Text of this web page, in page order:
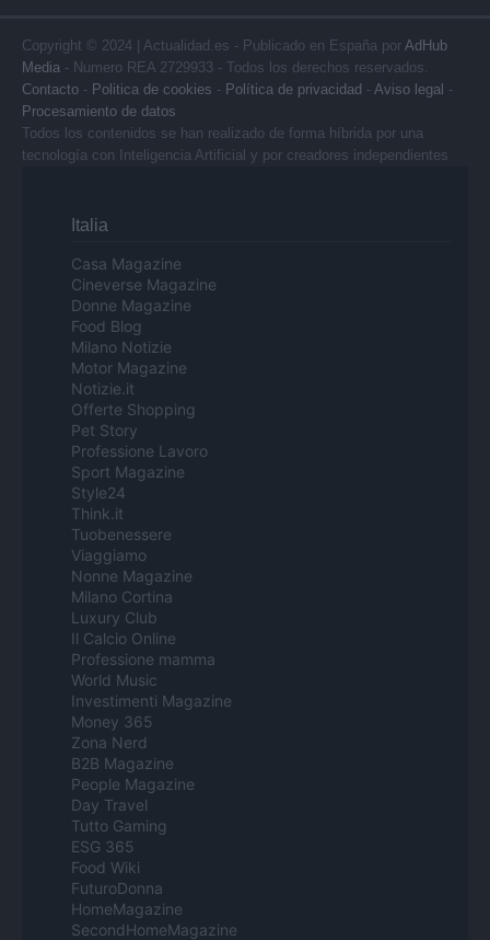
Copyright © 2024 | Actualidad.es - Publicado en España por AdHub
Media - Numero REA 2729933 - Todos los derechos reservados.
Contacto - Politica de cookies - Política de privacidad - Aviso legal -
Procesamiento de datos
Todos los contenidos se han realizado de forma híbrida por una
tecnología con Inteligencia Artificial y por creadores independientes
Italia
Casa Magazine
Cineverse Magazine
Donne Magazine
Food Blog
Milano Notizie
Motor Magazine
Notizie.it
Offerte Shopping
Pet Story
Professione Lavoro
Sport Magazine
Style24
Think.it
Tuobenessere
Viaggiamo
Nonne Magazine
Milano Cortina
Luxury Club
Il Calcio Online
Professione mamma
World Music
Investimenti Magazine
Money 365
Zona Nerd
B2B Magazine
People Magazine
Day Travel
Tutto Gaming
ESG 365
Food Wiki
FuturoDonna
HomeMagazine
SecondHomeMagazine